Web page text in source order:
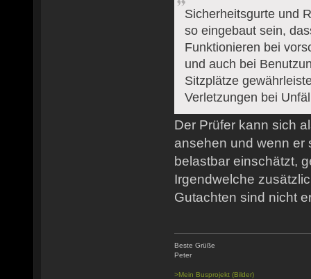
Sicherheitsgurte und
so eingebaut sein,
Funktionieren bei
und auch bei
Sitzplätze
Verletzungen bei
Der Prüfer kann sich
ansehen und wenn er
belastbar einschätzt,
Irgendwelche
Gutachten sind nicht
Beste Grüße
Peter
>Mein Busprojekt (Bilder)